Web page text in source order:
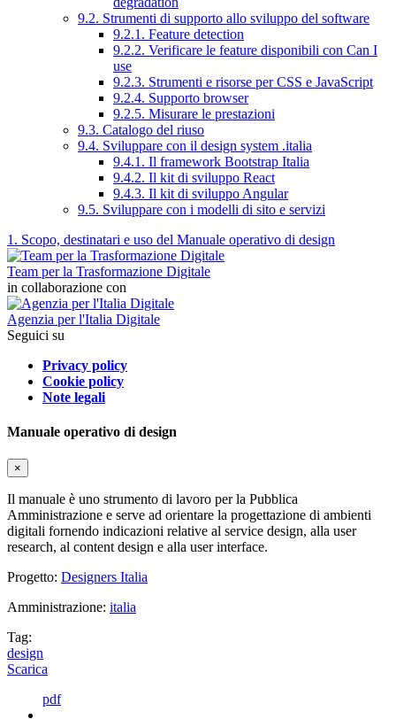
9.2. Strumenti di supporto allo sviluppo del software
9.2.1. Feature detection
9.2.2. Verificare le feature disponibili con Can I
use
9.2.3. Strumenti e risorse per CSS e JavaScript
9.2.4. Supporto browser
9.2.5. Misurare le prestazioni
9.3. Catalogo del riuso
9.4. Sviluppare con il design system .italia
9.4.1. Il framework Bootstrap Italia
9.4.2. Il kit di sviluppo React
9.4.3. Il kit di sviluppo Angular
9.5. Sviluppare con i modelli di sito e servizi
1. Scopo, destinatari e uso del Manuale operativo di design
Team per la Trasformazione Digitale
in collaborazione con
Agenzia per l'Italia Digitale
Seguici su
Privacy policy
Cookie policy
Note legali
Manuale operativo di design
×
Il manuale è uno strumento di lavoro per la Pubblica
Amministrazione e serve ad orientare la progettazione di ambienti
digitali fornendo indicazioni relative al service design, alla user
research, al content design e alla user interface.
Progetto: Designers Italia
Amministrazione: italia
Tag:
design
Scarica
pdf